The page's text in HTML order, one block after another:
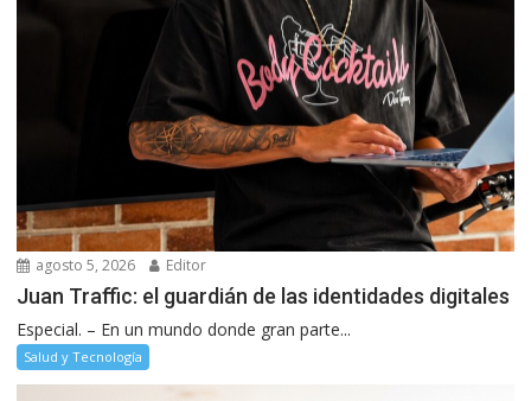
agosto 5, 2026 Editor
Juan Traffic: el guardián de las identidades digitales
Especial. – En un mundo donde gran parte...
Salud y Tecnología